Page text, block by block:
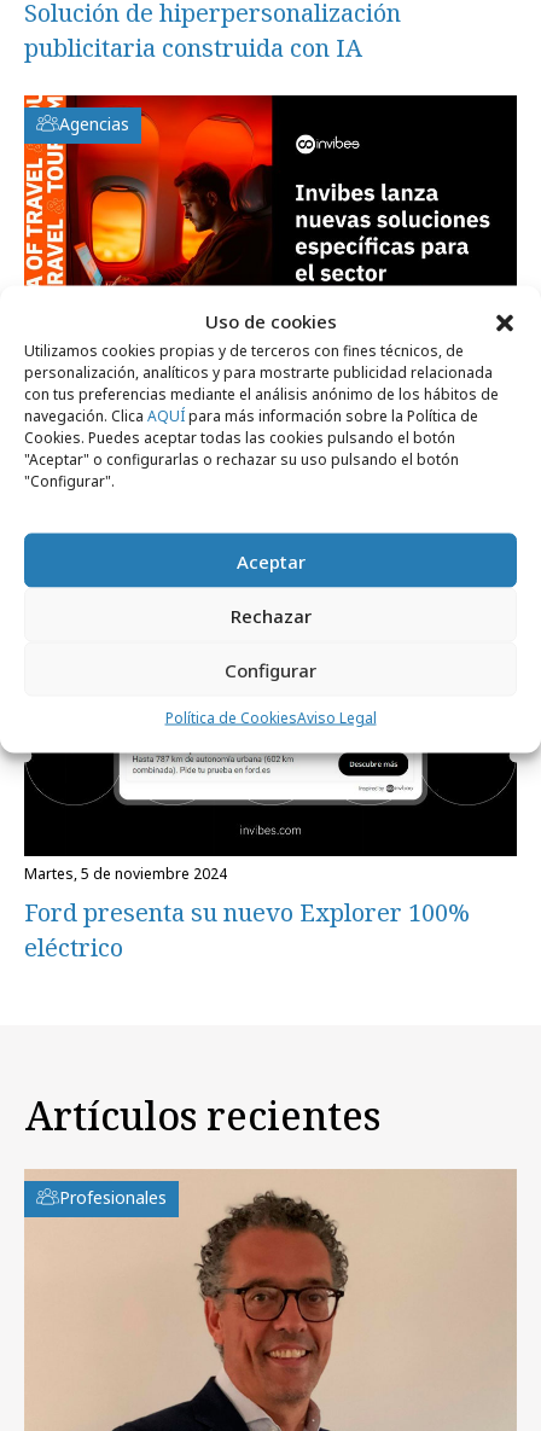
Uso de cookies
Utilizamos cookies propias y de terceros con fines técnicos, de
personalización, analíticos y para mostrarte publicidad relacionada
con tus preferencias mediante el análisis anónimo de los hábitos de
navegación. Clica AQUÍpara más información sobre la Política de
Cookies. Puedes aceptar todas las cookies pulsando el botón
"Aceptar" o configurarlas o rechazar su uso pulsando el botón
"Configurar".
Aceptar
Rechazar
Configurar
Política de CookiesAviso Legal
Solución de hiperpersonalización
publicitaria construida con IA
Agencias
miércoles, 27 de noviembre 2024
Invibes lanza nuevas soluciones para el
sector Viajes y Turismo
Campañas
martes, 5 de noviembre 2024
Ford presenta su nuevo Explorer 100%
eléctrico
Artículos recientes
Profesionales